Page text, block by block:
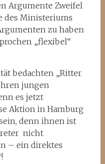
Argumente Zweifel
des Ministeriums
zu haben
„flexibel“
bedachten „Ritter
jungen
es jetzt
Aktion in Hamburg
denn ihnen ist
nicht
– ein direktes